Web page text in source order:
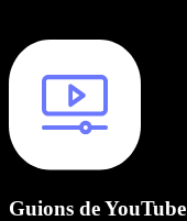
Guions de YouTube